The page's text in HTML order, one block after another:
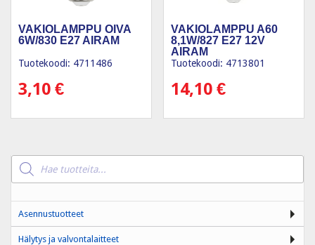
VAKIOLAMPPU OIVA
6W/830 E27 AIRAM
Tuotekoodi: 4711486
3,10 €
VAKIOLAMPPU A60
8,1W/827 E27 12V
AIRAM
Tuotekoodi: 4713801
14,10€
Products
search
Asennustuotteet
Hälytys ja valvontalaitteet